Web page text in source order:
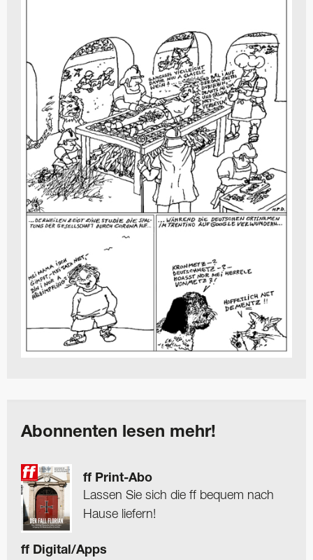
Abonnenten lesen mehr!
ff Print-Abo
Lassen Sie sich die ff bequem nach
Hause liefern!
ff Digital/Apps